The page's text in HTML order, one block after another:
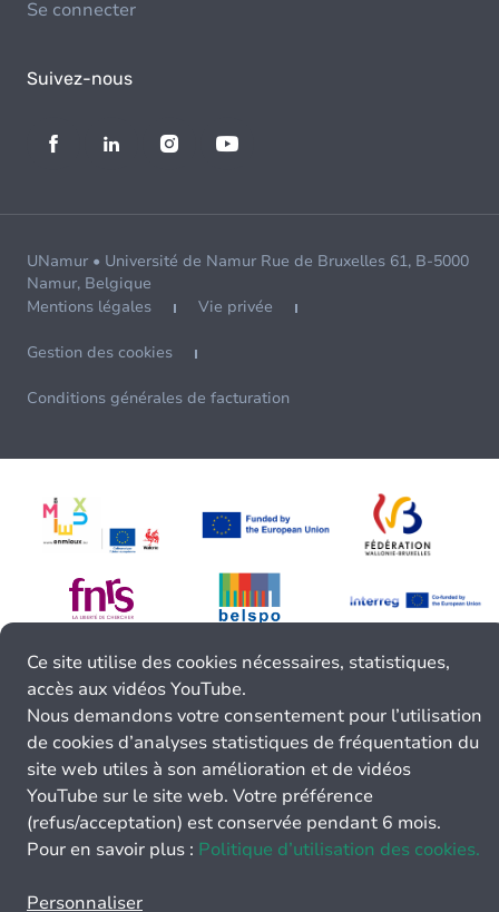
Se connecter
Suivez-nous
UNamur • Université de Namur Rue de Bruxelles 61, B-5000
Namur, Belgique
Mentions légales
Vie privée
Gestion des cookies
Conditions générales de facturation
Ce site utilise des cookies nécessaires, statistiques,
accès aux vidéos YouTube.
Nous demandons votre consentement pour l’utilisation
de cookies d’analyses statistiques de fréquentation du
site web utiles à son amélioration et de vidéos
YouTube sur le site web. Votre préférence
(refus/acceptation) est conservée pendant 6 mois.
Pour en savoir plus : Politique d’utilisation des cookies.
Personnaliser